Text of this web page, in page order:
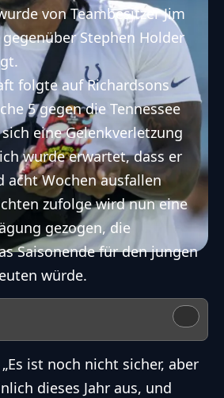
von Teambesitzer Jim
Stephen Holder
folgte aufRichardsons
5 gegen die Tennessee
eine Gelenkverletzung
wurde erwartet, dass er
acht Wochen ausfallen
zufolge wird nuneine
gezogen, die
Saisonende für den jungen
würde.
ist noch nicht sicher, aber
dieses Jahr aus, und